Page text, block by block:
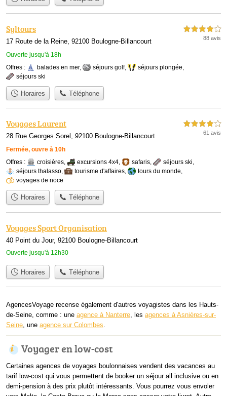
Syltours
17 Route de la Reine, 92100 Boulogne-Billancourt
Ouverte jusqu'à 18h
4,0 étoiles sur 5
88 avis
Offres : balades en mer, séjours golf, séjours plongée,
séjours ski
Horaires Téléphone
Voyages Laurent
28 Rue Georges Sorel, 92100 Boulogne-Billancourt
Fermée, ouvre à 10h
4,0 étoiles sur 5
61 avis
Offres : croisières, excursions 4x4, safaris, séjours ski,
séjours thalasso, tourisme d'affaires, tours du monde,
voyages de noce
Horaires Téléphone
Voyages Sport Organisation
40 Point du Jour, 92100 Boulogne-Billancourt
Ouverte jusqu'à 12h30
Horaires Téléphone
AgencesVoyage recense également d'autres voyagistes dans les Hauts-
de-Seine, comme : une agence à Nanterre, les agences à Asnières-sur-
Seine, une agence sur Colombes.
Voyager en low-cost
Certaines agences de voyages boulonnaises vendent des vacances au
tarif low-cost qui vous permettent de booker un séjour all inclusive ou en
demi-pension à des prix plutôt intéressants. Vous pourrez vous envoler